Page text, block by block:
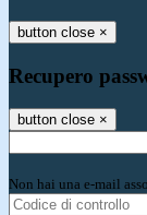
button close ×
Recupero
button close ×
Non hai una e-mail